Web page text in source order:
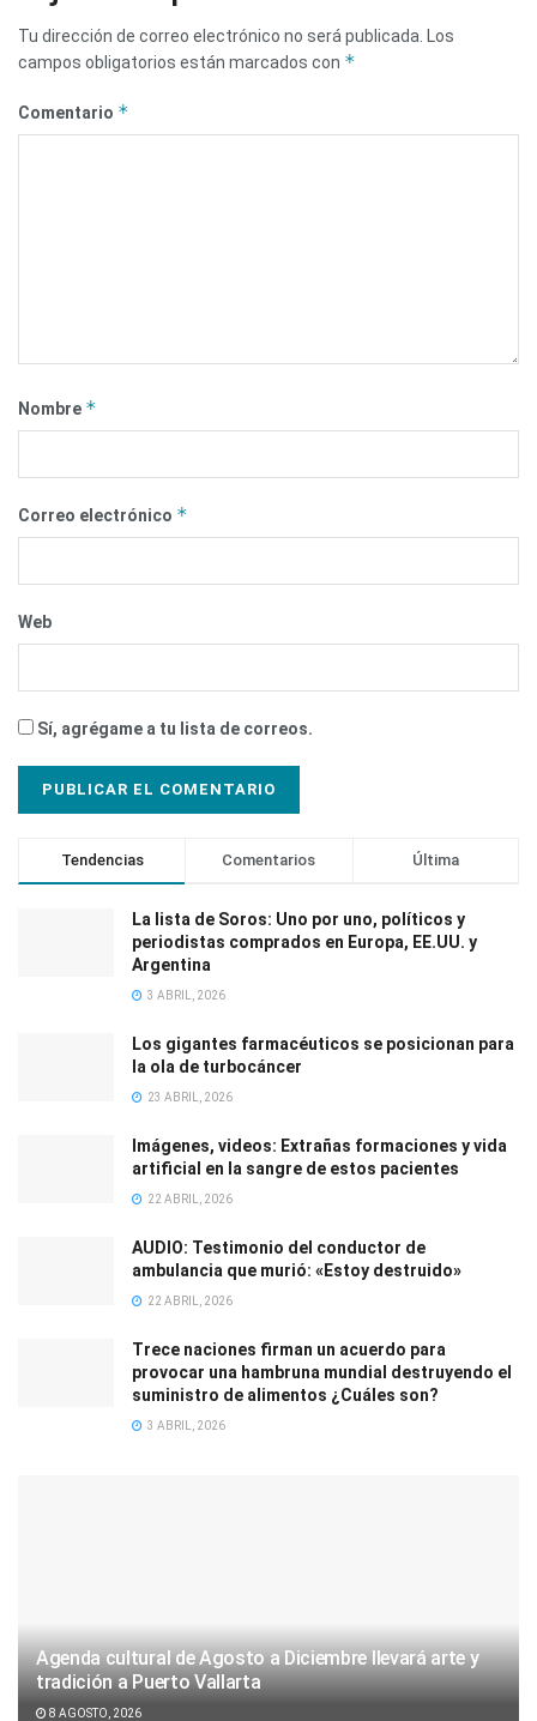
Tu dirección de correo electrónico no será publicada.
Los
campos obligatorios están marcados con *
Comentario *
Nombre *
Correo electrónico *
Web
Sí, agrégame a tu lista de correos.
Tendencias Comentarios Última
La lista de Soros: Uno por uno, políticos y
periodistas comprados en Europa, EE.UU. y
Argentina
3 ABRIL, 2026
Los gigantes farmacéuticos se posicionan para
la ola de turbocáncer
23 ABRIL, 2026
Imágenes, videos: Extrañas formaciones y vida
artificial en la sangre de estos pacientes
22 ABRIL, 2026
AUDIO: Testimonio del conductor de
ambulancia que murió: «Estoy destruido»
22 ABRIL, 2026
Trece naciones firman un acuerdo para
provocar una hambruna mundial destruyendo el
suministro de alimentos ¿Cuáles son?
3 ABRIL, 2026
Agenda cultural de Agosto a Diciembre llevará arte y
tradición a Puerto Vallarta
8 AGOSTO, 2026